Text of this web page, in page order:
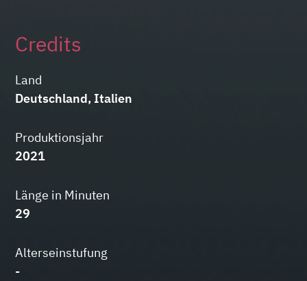
Credits
Land
Deutschland, Italien
Produktionsjahr
2021
Länge in Minuten
29
Alterseinstufung
-